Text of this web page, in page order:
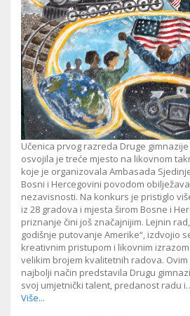
Učenica prvog razreda Druge
osvojila je treće mjesto na likovnom
koje je organizovala Ambasada
Bosni i Hercegovini povodom
nezavisnosti. Na konkurs je pristiglo
iz 28 gradova i mjesta širom Bosne i
priznanje čini još značajnijim. Lejnin
godišnje putovanje Amerike“, izdvojio
kreativnim pristupom i likovnim
velikim brojem kvalitetnih radova.
najbolji način predstavila Drugu
svoj umjetnički talent, predanost radu
Više...